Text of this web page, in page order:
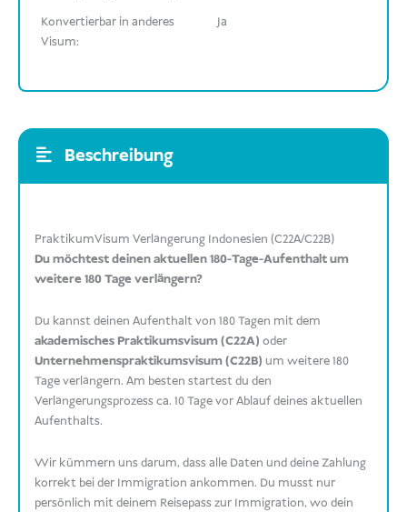
Konvertierbar in anderes
Visum:
Ja
Beschreibung
PraktikumVisum Verlängerung Indonesien (C22A/C22B)
Du möchtest deinen aktuellen 180-Tage-Aufenthalt um
weitere 180 Tage verlängern?
Du kannst deinen Aufenthalt von 180 Tagen mit dem
akademisches Praktikumsvisum (C22A) oder
Unternehmenspraktikumsvisum (C22B) um weitere 180
Tage verlängern. Am besten startest du den
Verlängerungsprozess ca. 10 Tage vor Ablauf deines aktuellen
Aufenthalts.
Wir kümmern uns darum, dass alle Daten und deine Zahlung
korrekt bei der Immigration ankommen. Du musst nur
persönlich mit deinem Reisepass zur Immigration, wo dein